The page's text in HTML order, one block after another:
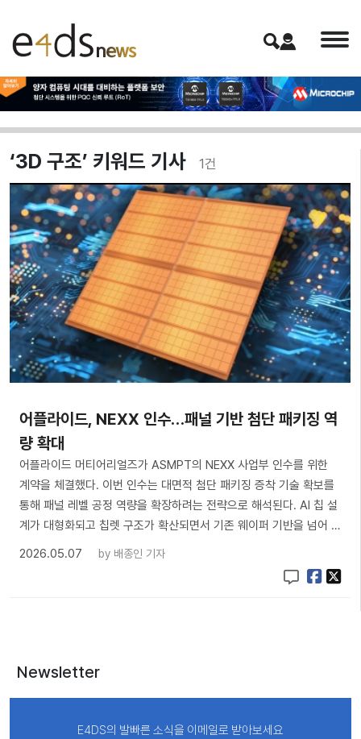
‘3D 구조’ 키워드 기사 1건
어플라이드, NEXX 인수…패널 기반 첨단 패키징 역
량 확대
어플라이드 머티어리얼즈가 ASMPT의 NEXX 사업부 인수를 위한
계약을 체결했다. 이번 인수는 대면적 첨단 패키징 증착 기술 확보를
통해 패널 레벨 공정 역량을 확장하려는 전략으로 해석된다. AI 칩 설
계가 대형화되고 칩렛 구조가 확산되면서 기존 웨이퍼 기반을 넘어 …
2026.05.07
by 배종인 기자
Newsletter
E4DS의 발빠른 소식을 이메일로 받아보세요